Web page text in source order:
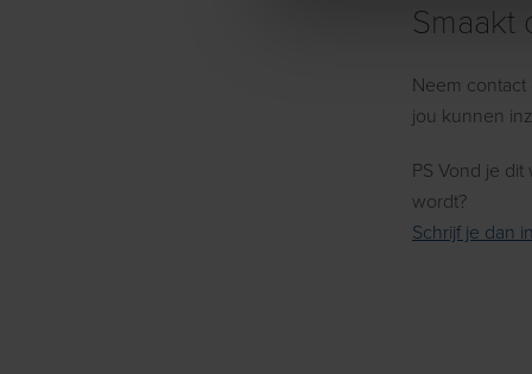
Smaakt
Neem contact
jou kunnen
PS Vond je
wordt?
Schrijf je dan